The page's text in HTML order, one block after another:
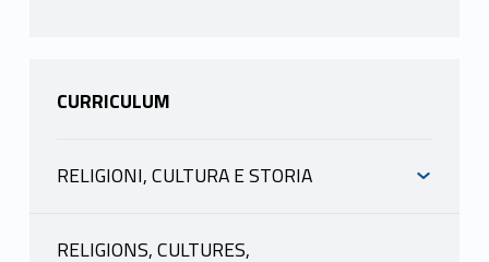
CURRICULUM
RELIGIONI, CULTURA E STORIA
RELIGIONS, CULTURES,